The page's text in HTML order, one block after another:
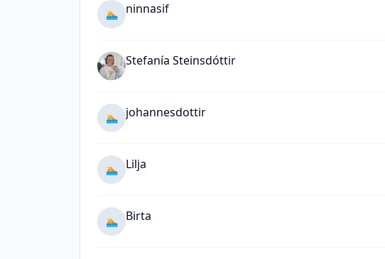
🏊 ninnasif
Stefanía Steinsdóttir
🏊 johannesdottir
🏊 Lilja
🏊 Birta